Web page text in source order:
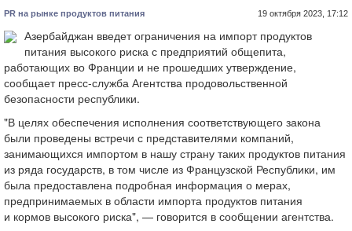
PR на рынке продуктов питания 19 октября 2023, 17:12
Азербайджан введет ограничения на импорт продуктов
питания высокого риска с предприятий общепита,
работающих во Франции и не прошедших утверждение,
сообщает пресс-служба Агентства продовольственной
безопасности республики.
"В целях обеспечения исполнения соответствующего закона
были проведены встречи с представителями компаний,
занимающихся импортом в нашу страну таких продуктов питания
из ряда государств, в том числе из Французской Республики, им
была предоставлена подробная информация о мерах,
предпринимаемых в области импорта продуктов питания
и кормов высокого риска", — говорится в сообщении агентства.